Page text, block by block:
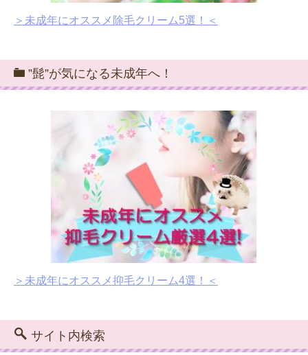
＞未成年にオススメ除毛クリーム5選！＜
”髭”が気になる未成年へ！
＞未成年にオススメ抑毛クリーム4選！＜
サイト内検索